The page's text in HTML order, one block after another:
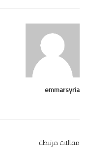
مرتبطة